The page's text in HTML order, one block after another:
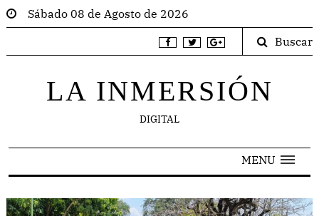
Sábado 08 de Agosto de 2026
Buscar
LA INMERSIÓN
DIGITAL
MENU